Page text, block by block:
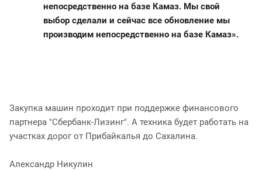
непосредственно на базе Камаз. Мы свой
выбор сделали и сейчас все обновление мы
производим непосредственно на базе Камаз».
Закупка машин проходит при поддержке финансового
партнера "Сбербанк-Лизинг". А техника будет работать на
участках дорог от Прибайкалья до Сахалина.
Александр Никулин